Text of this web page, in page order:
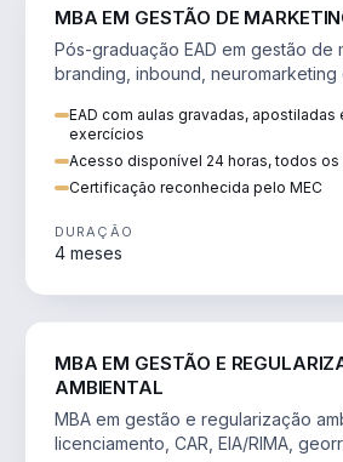
MBA EM GESTÃO DE
Pós-graduação EAD em gestão de
branding, inbound, neuromarketing
EAD com aulas gravadas, apostiladas
exercícios
Acesso disponível 24 horas, todos os
Certificação reconhecida pelo MEC
DURAÇÃO
4 meses
MBA EM GESTÃO E
AMBIENTAL
MBA em gestão e regularização
licenciamento, CAR, EIA/RIMA,